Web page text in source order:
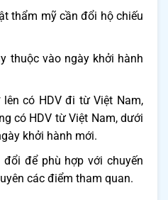
thẩm mỹ cần đổi hộ chiếu
thuộc vào ngày khởi hành
có HDV đi từ Việt Nam,
có HDV từ Việt Nam, dưới
khởi hành mới.
để phù hợp với chuyến
các điểm tham quan.